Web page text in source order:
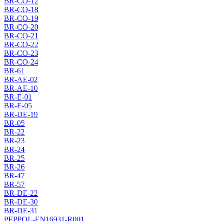
BR-CO-18
BR-CO-19
BR-CO-20
BR-CO-21
BR-CO-22
BR-CO-23
BR-CO-24
BR-61
BR-AE-02
BR-AE-10
BR-E-01
BR-E-05
BR-DE-19
BR-05
BR-22
BR-23
BR-24
BR-25
BR-26
BR-47
BR-57
BR-DE-22
BR-DE-30
BR-DE-31
PEPPOL-EN16931-R001